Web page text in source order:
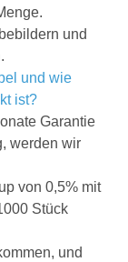
und
und wie
ist?
Garantie
werden wir
von 0,5% mit
Stück
und